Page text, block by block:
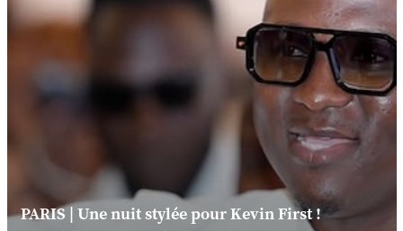
PARIS | Une nuit stylée pour Kevin First !